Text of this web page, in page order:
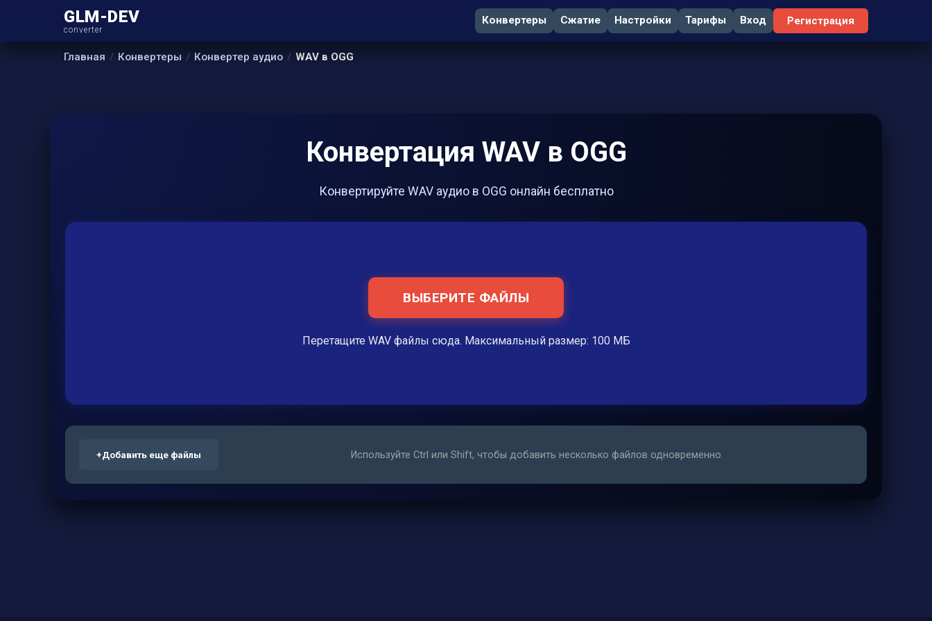
GLM-DEV
converter
Конвертеры Сжатие Настройки Тарифы Вход Регистрация
Главная Конвертеры Конвертер аудио WAV в OGG
Конвертация WAV в OGG
Конвертируйте WAV аудио в OGG онлайн бесплатно
ВЫБЕРИТЕ ФАЙЛЫ
Перетащите WAV файлы сюда. Максимальный размер: 100 МБ
+Добавить еще файлы Используйте Ctrl или Shift, чтобы добавить несколько файлов одновременно